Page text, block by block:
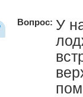
Вопрос: У